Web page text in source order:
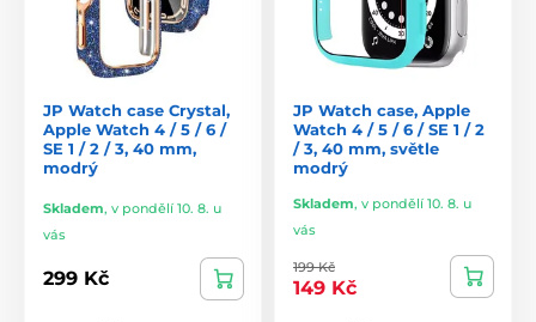
JP Watch case Crystal,
Apple Watch 4 / 5 / 6 /
SE 1 / 2 / 3, 40 mm,
modrý
Skladem, v pondělí 10. 8. u
vás
299 Kč
JP Watch case, Apple
Watch 4 / 5 / 6 / SE 1 / 2
/ 3, 40 mm, světle
modrý
Skladem, v pondělí 10. 8. u
vás
199 Kč
149 Kč